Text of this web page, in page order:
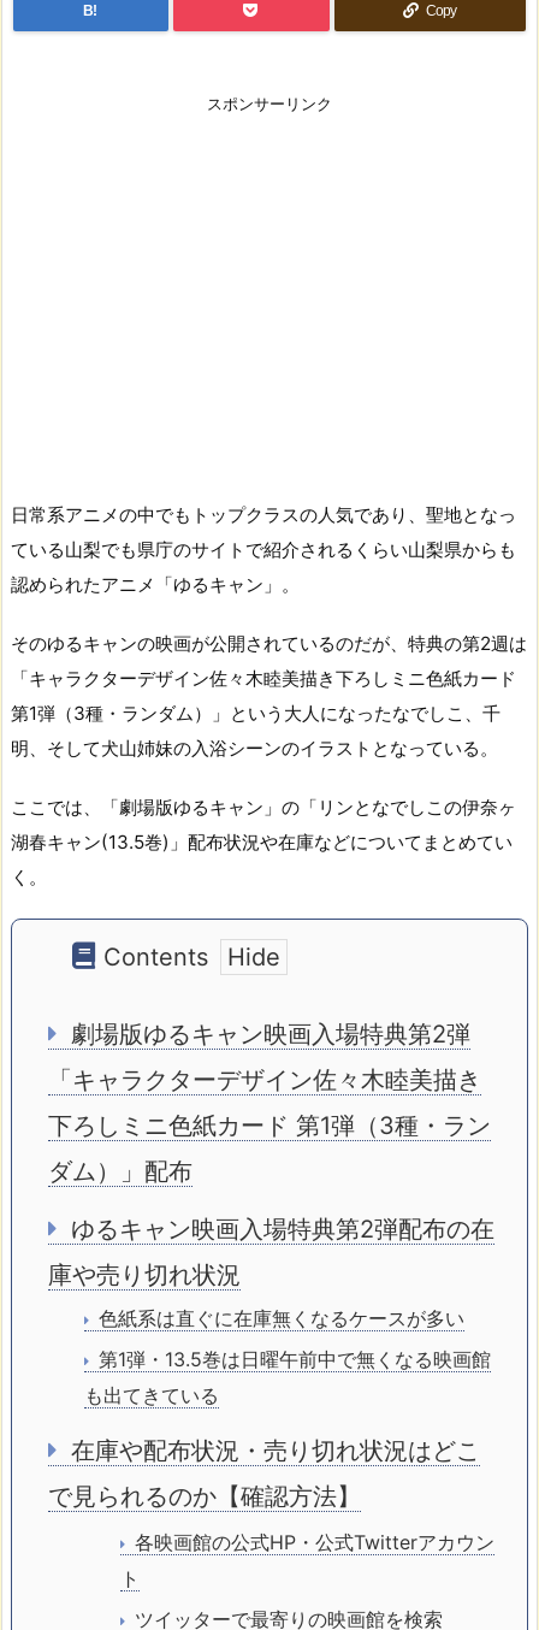
B! Copy
スポンサーリンク
日常系アニメの中でもトップクラスの人気であり、聖地となっ
ている山梨でも県庁のサイトで紹介されるくらい山梨県からも
認められたアニメ「ゆるキャン」。
そのゆるキャンの映画が公開されているのだが、特典の第2週は
「キャラクターデザイン佐々木睦美描き下ろしミニ色紙カード
第1弾（3種・ランダム）」という大人になったなでしこ、千
明、そして犬山姉妹の入浴シーンのイラストとなっている。
ここでは、「劇場版ゆるキャン」の「リンとなでしこの伊奈ヶ
湖春キャン(13.5巻)」配布状況や在庫などについてまとめてい
く。
Contents
劇場版ゆるキャン映画入場特典第2弾
「キャラクターデザイン佐々木睦美描き
下ろしミニ色紙カード 第1弾（3種・ラン
ダム）」配布
ゆるキャン映画入場特典第2弾配布の在
庫や売り切れ状況
色紙系は直ぐに在庫無くなるケースが多い
第1弾・13.5巻は日曜午前中で無くなる映画館
も出てきている
在庫や配布状況・売り切れ状況はどこ
で見られるのか【確認方法】
各映画館の公式HP・公式Twitterアカウン
ト
ツイッターで最寄りの映画館を検索